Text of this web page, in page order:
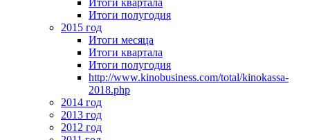
Итоги квартала
Итоги полугодия
2015 год
Итоги месяца
Итоги квартала
Итоги полугодия
http://www.kinobusiness.com/total/kinokassa-
2018.php
2014 год
2013 год
2012 год